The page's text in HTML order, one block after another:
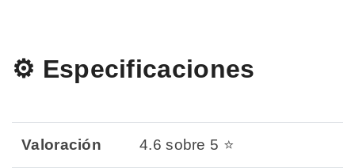
⚙️ Especificaciones
Valoración 4.6 sobre 5 ⭐